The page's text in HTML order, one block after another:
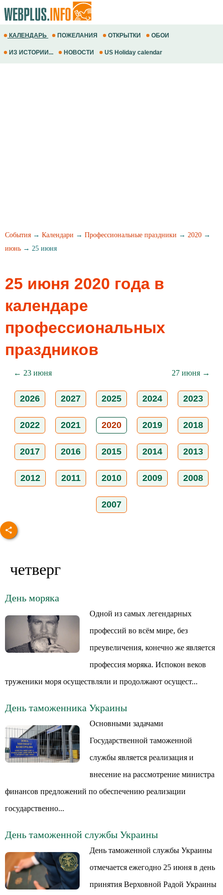
КАЛЕНДАРЬ ПОЖЕЛАНИЯ ОТКРЫТКИ ОБОИ
ИЗ ИСТОРИИ... НОВОСТИ US Holiday calendar
События → Календари → Профессиональные праздники → 2020 →
июнь → 25 июня
25 июня 2020 года в
календаре
профессиональных
праздников
← 23 июня 27 июня →
2026 2027 2025 2024 2023
2022 2021 2020 2019 2018
2017 2016 2015 2014 2013
2012 2011 2010 2009 2008
2007
четверг
День моряка
Одной из самых легендарных
профессий во всём мире, без
преувеличения, конечно же является
профессия моряка. Испокон веков
труженики моря осуществляли и продолжают осущест...
День таможенника Украины
Основными задачами
Государственной таможенной
службы является реализация и
внесение на рассмотрение министра
финансов предложений по обеспечению реализации
государственно...
День таможенной службы Украины
День таможенной службы Украины
отмечается ежегодно 25 июня в день
принятия Верховной Радой Украины